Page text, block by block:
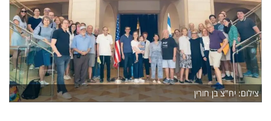
צילום: יח"צ בן חורין